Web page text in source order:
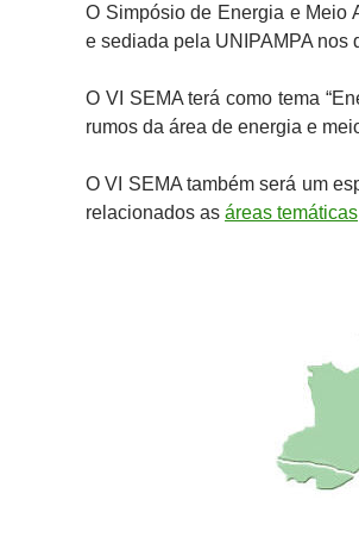
O Simpósio de Energia e Meio
e sediada pela UNIPAMPA nos
O VI SEMA terá como tema
rumos da área de energia e
O VI SEMA também será um
relacionados as áreas temáticas